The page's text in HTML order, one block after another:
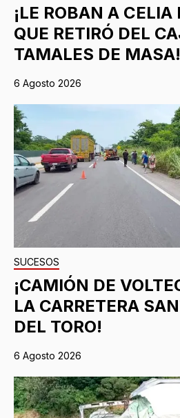
¡LE ROBAN A CELIA
QUE RETIRÓ DEL
TAMALES DE MASA!
6 Agosto 2026
SUCESOS
¡CAMIÓN DE
LA CARRETERA
DEL TORO!
6 Agosto 2026